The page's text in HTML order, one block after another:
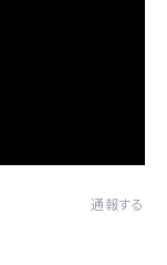
通報する